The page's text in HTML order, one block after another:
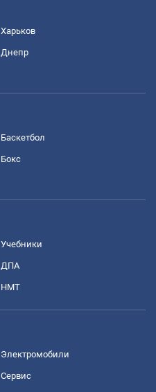
Харьков
Днепр
Баскетбол
Бокс
Учебники
ДПА
НМТ
Электромобили
Сервис